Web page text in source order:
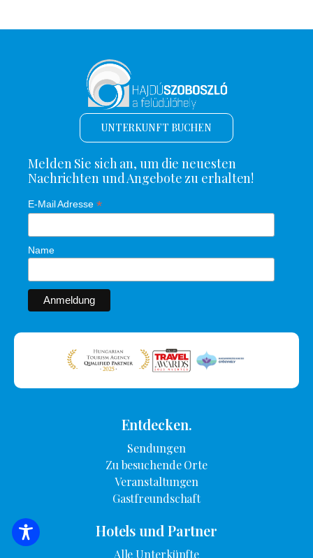
SUCHE NACH UNTERKUNFT
UNTERKUNFT BUCHEN
Melden Sie sich an, um die neuesten
Nachrichten und Angebote zu erhalten!
E-Mail Adresse *
Name
Entdecken.
Sendungen
Zu besuchende Orte
Veranstaltungen
Gastfreundschaft
Hotels und Partner
Alle Unterkünfte